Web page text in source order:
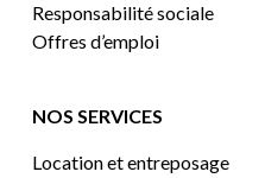
Responsabilité sociale
Offres d’emploi
NOS SERVICES
Location et entreposage